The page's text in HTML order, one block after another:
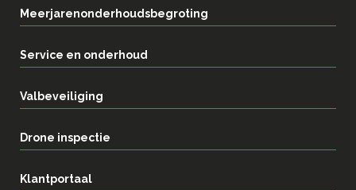
Meerjarenonderhoudsbegroting
Service en onderhoud
Valbeveiliging
Drone inspectie
Klantportaal